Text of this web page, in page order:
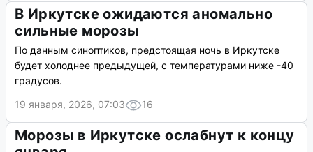
Иркутск пережил самые сильные
крещенские морозы за 60 лет
19 января в Иркутске вошло в тройку самых холодных